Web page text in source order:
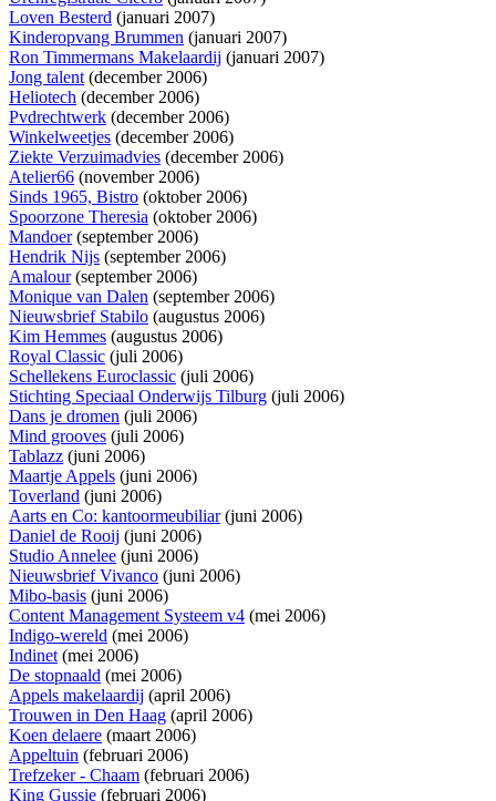
Loven Besterd (januari 2007)
Kinderopvang Brummen (januari 2007)
Ron Timmermans Makelaardij (januari 2007)
Jong talent(december 2006)
Heliotech (december 2006)
Pvdrechtwerk (december 2006)
Winkelweetjes (december 2006)
Ziekte Verzuimadvies (december 2006)
Atelier66 (november 2006)
Sinds 1965, Bistro (oktober 2006)
Spoorzone Theresia (oktober 2006)
Mandoer(september 2006)
Hendrik Nijs (september 2006)
Amalour(september 2006)
Monique van Dalen (september 2006)
Nieuwsbrief Stabilo (augustus 2006)
Kim Hemmes (augustus 2006)
Royal Classic (juli 2006)
Schellekens Euroclassic (juli 2006)
Stichting Speciaal Onderwijs Tilburg (juli 2006)
Dans je dromen (juli 2006)
Mind grooves (juli 2006)
Tablazz (juni 2006)
Maartje Appels (juni 2006)
Toverland (juni 2006)
Aarts en Co: kantoormeubiliar(juni 2006)
Daniel de Rooij (juni 2006)
Studio Annelee (juni 2006)
Nieuwsbrief Vivanco (juni 2006)
Mibo-basis (juni 2006)
Content Management Systeem v4 (mei 2006)
Indigo-wereld (mei 2006)
Indinet(mei 2006)
De stopnaald (mei 2006)
Appels makelaardij (april 2006)
Trouwen in Den Haag (april 2006)
Koen delaere (maart 2006)
Appeltuin (februari 2006)
Trefzeker - Chaam (februari 2006)
King Gussie (februari 2006)